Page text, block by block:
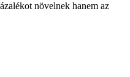
növelnek hanem az